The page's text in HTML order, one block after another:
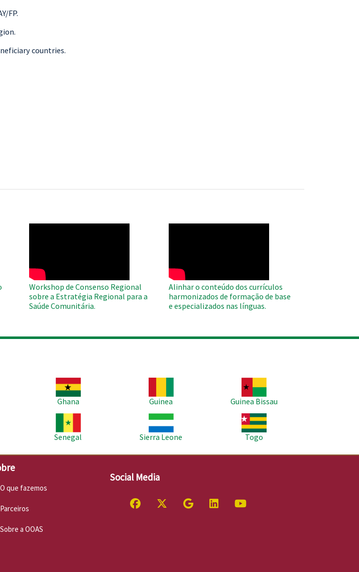
FP.
countries.
Workshop de Consenso Regional
sobre a Estratégia Regional para a
Saúde Comunitária.
Alinhar o conteúdo dos currículos
harmonizados de formação de base
e especializados nas línguas.
Imagem
Ghana
Guinea
Guinea Bissau
Senegal
Imagem
Sierra Leone
Imagem
Togo
O que fazemos
Parceiros
Sobre a OOAS
Social Media